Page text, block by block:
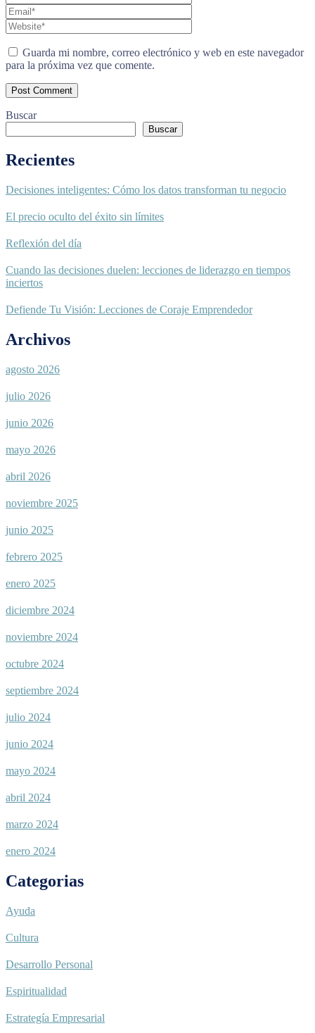
Guarda mi nombre, correo electrónico y web en este navegador
para la próxima vez que comente.
Buscar
Buscar
Recientes
Decisiones inteligentes: Cómo los datos transforman tu negocio
El precio oculto del éxito sin límites
Reflexión del día
Cuando las decisiones duelen: lecciones de liderazgo en tiempos
inciertos
Defiende Tu Visión: Lecciones de Coraje Emprendedor
Archivos
agosto 2026
julio 2026
junio 2026
mayo 2026
abril 2026
noviembre 2025
junio 2025
febrero 2025
enero 2025
diciembre 2024
noviembre 2024
octubre 2024
septiembre 2024
julio 2024
junio 2024
mayo 2024
abril 2024
marzo 2024
enero 2024
Categorias
Ayuda
Cultura
Desarrollo Personal
Espiritualidad
Estrategía Empresarial